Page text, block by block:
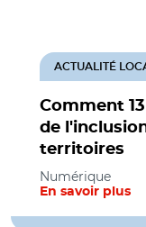
Comment
de
territoires
ACTUALITÉ
Numérique
En savoir plus